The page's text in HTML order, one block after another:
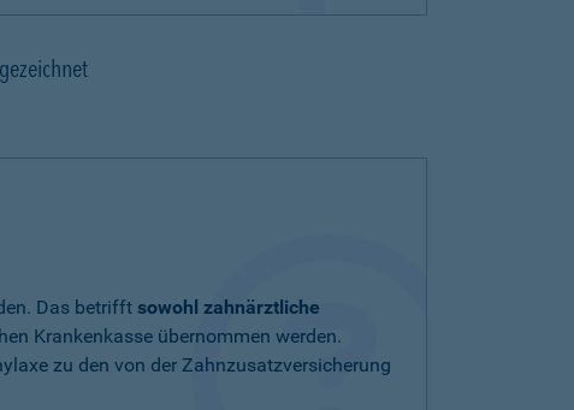
Das betrifft sowohl zahnärztliche
Krankenkasse übernommen werden.
zu den von der Zahnzusatzversicherung